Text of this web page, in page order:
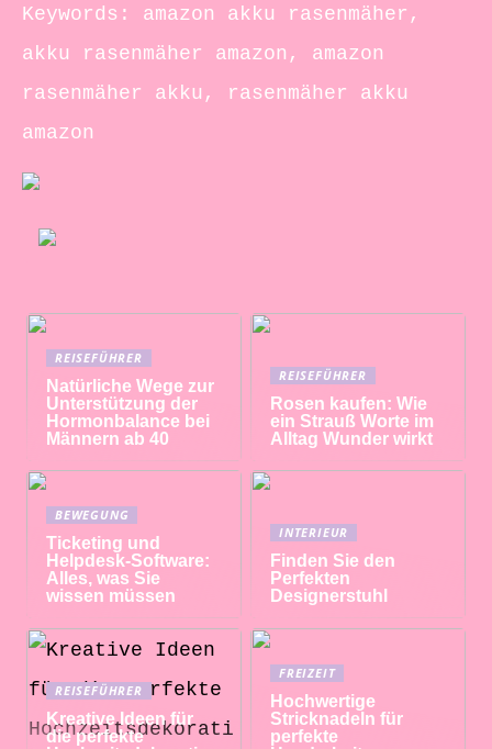
Keywords: amazon akku rasenmäher,
akku rasenmäher amazon, amazon
rasenmäher akku, rasenmäher akku
amazon
REISEFÜHRER
Natürliche Wege zur
Unterstützung der
Hormonbalance bei
Männern ab 40
REISEFÜHRER
Rosen kaufen: Wie
ein Strauß Worte im
Alltag Wunder wirkt
BEWEGUNG
Ticketing und
Helpdesk-Software:
Alles, was Sie
wissen müssen
INTERIEUR
Finden Sie den
Perfekten
Designerstuhl
REISEFÜHRER
Kreative Ideen für
die perfekte
FREIZEIT
Hochwertige
Stricknadeln für
perfekte